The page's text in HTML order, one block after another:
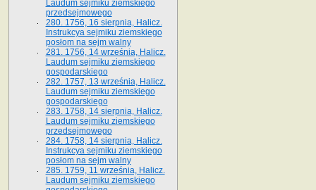
Laudum sejmiku ziemskiego
przedsejmowego
280. 1756, 16 sierpnia, Halicz.
Instrukcya sejmiku ziemskiego
posłom na sejm walny
281. 1756, 14 września, Halicz.
Laudum sejmiku ziemskiego
gospodarskiego
282. 1757, 13 września, Halicz.
Laudum sejmiku ziemskiego
gospodarskiego
283. 1758, 14 sierpnia, Halicz.
Laudum sejmiku ziemskiego
przedsejmowego
284. 1758, 14 sierpnia, Halicz.
Instrukcya sejmiku ziemskiego
posłom na sejm walny
285. 1759, 11 września, Halicz.
Laudum sejmiku ziemskiego